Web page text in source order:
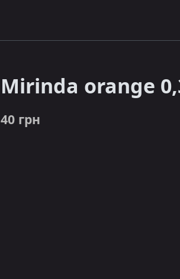
Mirinda orange
40 грн